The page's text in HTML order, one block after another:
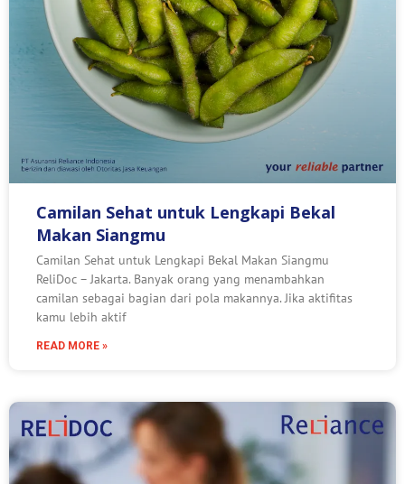
Camilan Sehat untuk Lengkapi Bekal
Makan Siangmu
Camilan Sehat untuk Lengkapi Bekal Makan Siangmu
ReliDoc – Jakarta. Banyak orang yang menambahkan
camilan sebagai bagian dari pola makannya. Jika aktifitas
kamu lebih aktif
READ MORE »